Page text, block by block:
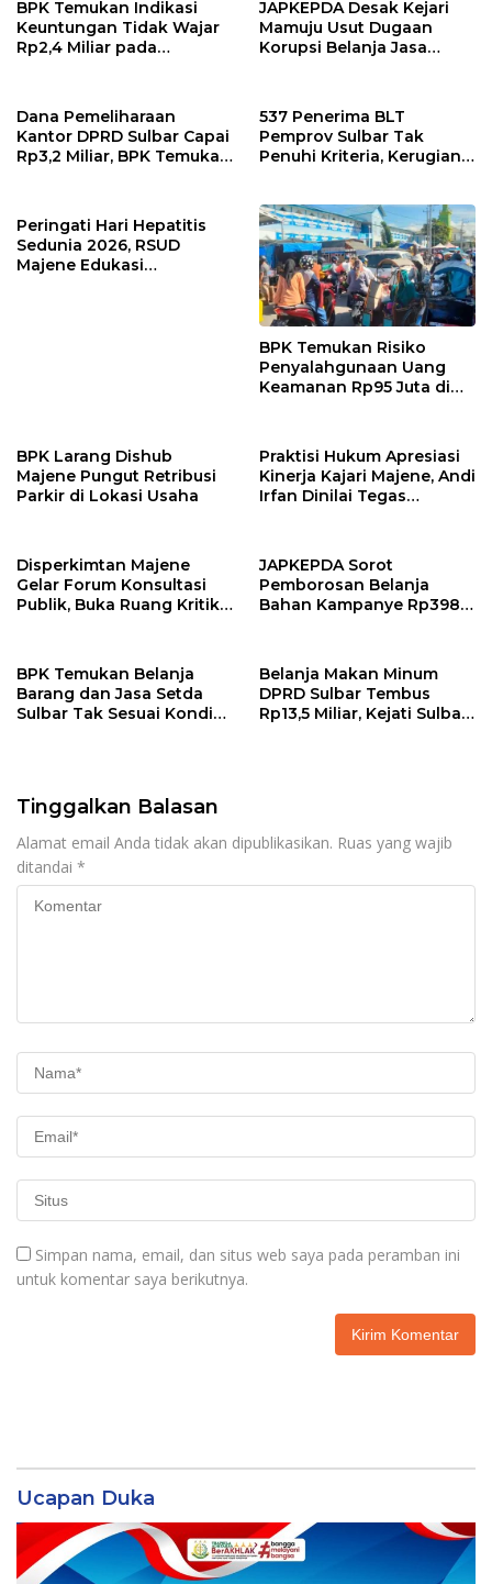
BPK Temukan Indikasi
Keuntungan Tidak Wajar
Rp2,4 Miliar pada
Perkebunan Sulbar
JAPKEPDA Desak Kejari
Mamuju Usut Dugaan
Korupsi Belanja Jasa
Kelebihan Pembayaran
Rp146,4 Juta
Dana Pemeliharaan
Kantor DPRD Sulbar Capai
Rp3,2 Miliar, BPK Temukan
537 Penerima BLT
Pemprov Sulbar Tak
Penuhi Kriteria, Kerugian
Peringati Hari Hepatitis
Sedunia 2026, RSUD
Majene Edukasi
BPK Temukan Risiko
Penyalahgunaan Uang
Keamanan Rp95 Juta di
BPK Larang Dishub
Majene Pungut Retribusi
Parkir di Lokasi Usaha
Praktisi Hukum Apresiasi
Kinerja Kajari Majene, Andi
Irfan Dinilai Tegas
Disperkimtan Majene
Gelar Forum Konsultasi
Publik, Buka Ruang Kritik
JAPKEPDA Sorot
Pemborosan Belanja
Bahan Kampanye Rp398
di KPU Sulbar
BPK Temukan Belanja
Barang dan Jasa Setda
Sulbar Tak Sesuai Kondisi
Belanja Makan Minum
DPRD Sulbar Tembus
Rp13,5 Miliar, Kejati Sulbar
Tinggalkan Balasan
Alamat email Anda tidak akan dipublikasikan. Ruas yang wajib
ditandai *
Simpan nama, email, dan situs web saya pada peramban ini
untuk komentar saya berikutnya.
Ucapan Duka